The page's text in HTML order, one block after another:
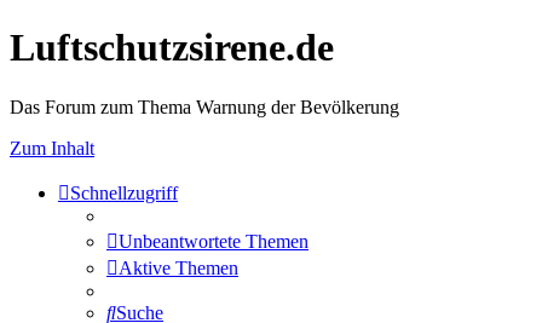
Luftschutzsirene.de
Das Forum zum Thema Warnung der Bevölkerung
Zum Inhalt
Schnellzugriff
Unbeantwortete Themen
Aktive Themen
Suche